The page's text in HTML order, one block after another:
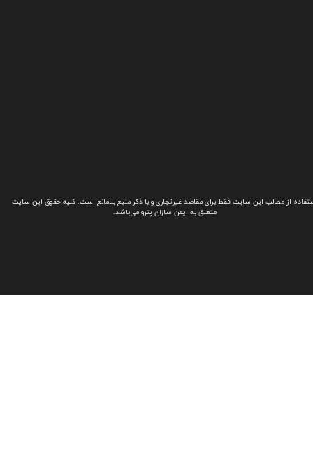
از مطالب این سایت فقط برای مقاصد غیرتجاری و با ذکر منبع بلامانع است. کلیه حقوق این سایت
متعلق به ایمن سازان پترو می‌باشد.